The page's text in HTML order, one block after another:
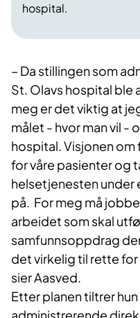
hospital.
– Da stillingen som
St. Olavs hospital ble
meg er det viktig at
målet - hvor man vil -
hospital. Visjonen
for våre pasienter og
helsetjenesten under
på. For meg må
arbeidet som skal
samfunnsoppdrag
det virkelig til rette
sier Aasved.
Etter planen tiltrer